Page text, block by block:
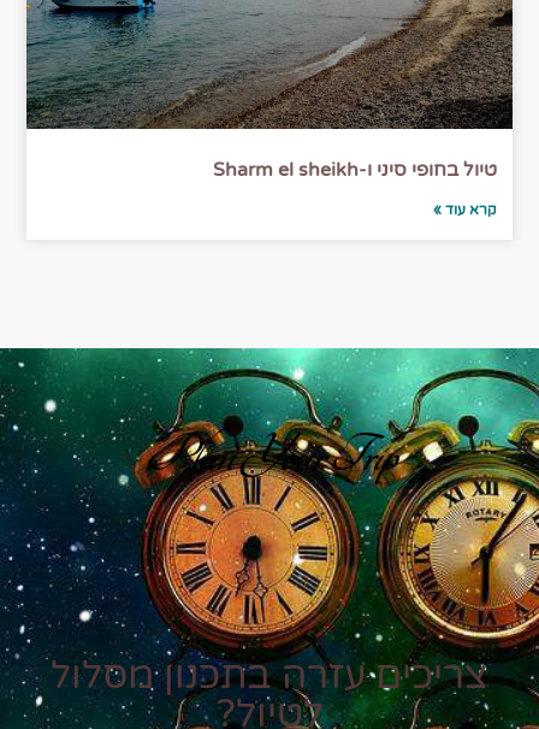
טיול בחופי סיני ו-Sharm el sheikh
קרא עוד »
Plan Your Trip
צריכים עזרה בתכנון מסלול
לטיול?